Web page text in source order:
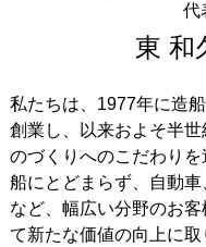
代
東 和
私たちは、1977年に造
創業し、以来およそ半
のづくりへのこだわり
船にとどまらず、自動
など、幅広い分野のお
て新たな価値の向上に取